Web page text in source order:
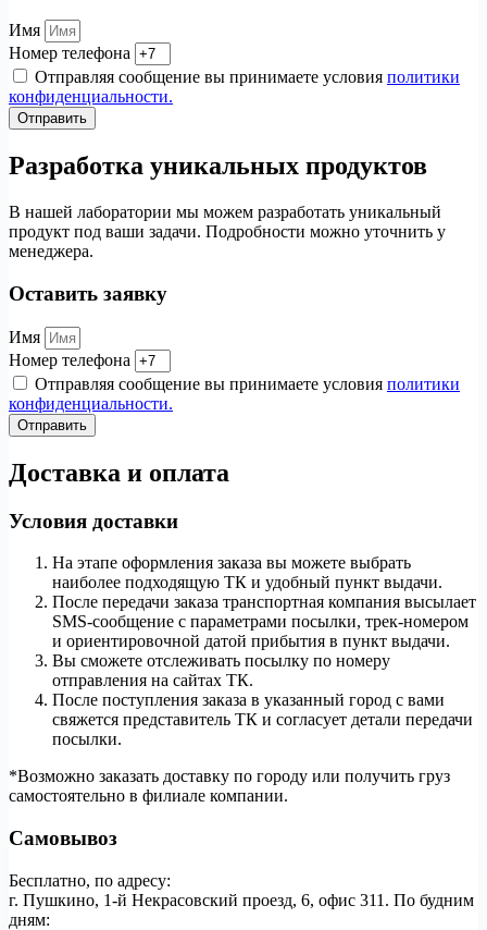
Имя
Номер телефона
Отправляя сообщение вы принимаете условия политики
конфиденциальности.
Отправить
Разработка уникальных продуктов
В нашей лаборатории мы можем разработать уникальный
продукт под ваши задачи. Подробности можно уточнить у
менеджера.
Оставить заявку
Имя
Номер телефона
Отправляя сообщение вы принимаете условия политики
конфиденциальности.
Отправить
Доставка и оплата
Условия доставки
На этапе оформления заказа вы можете выбрать
наиболее подходящую ТК и удобный пункт выдачи.
После передачи заказа транспортная компания высылает
SMS-сообщение с параметрами посылки, трек-номером
и ориентировочной датой прибытия в пункт выдачи.
Вы сможете отслеживать посылку по номеру
отправления на сайтах ТК.
После поступления заказа в указанный город с вами
свяжется представитель ТК и согласует детали передачи
посылки.
*Возможно заказать доставку по городу или получить груз
самостоятельно в филиале компании.
Самовывоз
Бесплатно, по адресу:
г. Пушкино, 1-й Некрасовский проезд, 6, офис 311. По будним
дням: